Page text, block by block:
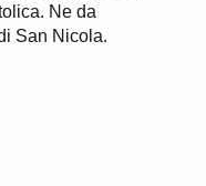
Ne da
San Nicola.